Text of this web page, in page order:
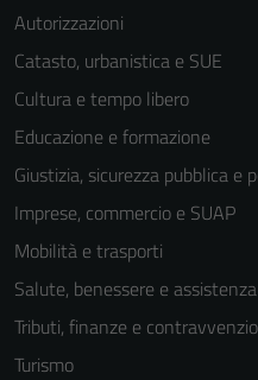
Autorizzazioni
Catasto, urbanistica e SUE
Cultura e tempo libero
Educazione e formazione
Giustizia, sicurezza pubblica e
Imprese, commercio e SUAP
Mobilità e trasporti
Salute, benessere e assistenza
Tributi, finanze e
Turismo